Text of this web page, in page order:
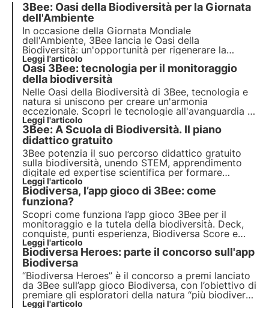
3Bee: Oasi della Biodiversità per la Giornata
dell'Ambiente
In occasione della Giornata Mondiale
dell'Ambiente, 3Bee lancia le Oasi della
Biodiversità: un'opportunità per rigenerare la
naturae preservare gli
e scopri come la nostra missione combina
tecnologiaall'avanguardia e
Leggi l'articolo
Oasi 3Bee: tecnologia per il monitoraggio
della biodiversità
Nelle Oasi della Biodiversità di 3Bee, tecnologia e
natura si uniscono per creare un'armonia
eccezionale. Scopri le tecnologie all'avanguardia di
3Bee e il loro ruolo fondamentale nella
rigenerazione degli ecosistemi e della biodiversità
all'interno delle Oasi.
Leggi l'articolo
3Bee: A Scuola di Biodiversità. Il piano
didattico gratuito
3Bee potenzia il suo percorso didattico gratuito
sulla biodiversità, unendo STEM, apprendimento
digitale ed expertise scientifica per formare
docenti e studenti della primaria e ispirare la nuova
generazione.
Leggi l'articolo
Biodiversa, l’app gioco di 3Bee: come
funziona?
Scopri come funziona l’app gioco 3Bee per il
monitoraggio e la tutela della biodiversità. Deck,
conquiste, punti esperienza, Biodiversa Score e
molto altro ti aspettano nell’app che ti permette di
riconoscere le piante presenti in natura e di
giocare divertendoti.
Leggi l'articolo
Biodiversa Heroes: parte il concorso sull'app
Biodiversa
“Biodiversa Heroes” è il concorso a premi lanciato
da 3Bee sull’app gioco Biodiversa, con l’obiettivo di
premiare gli esploratori della natura “più biodiversi”
a partire dal 9 settembre. Scopri in questo articolo
Leggi l'articolo